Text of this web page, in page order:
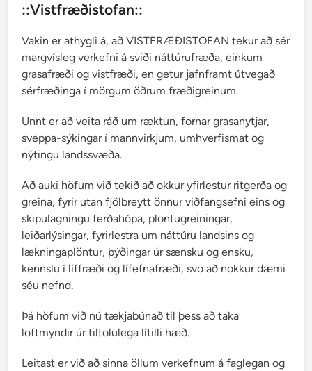
i
a
,
c
h
p
i
p
a
r
,
b
a
e
::Vistfræðistofan::
Vakin er athygli á, að VISTFRÆÐISTOFAN tekur að sér
margvísleg verkefni á sviði náttúrufræða, einkum
grasafræði og vistfræði, en getur jafnframt útvegað
sérfræðinga í mörgum öðrum fræðigreinum.
Unnt er að veita ráð um ræktun, fornar grasanytjar,
sveppa-sýkingar í mannvirkjum, umhverfismat og
nýtingu landssvæða.
Að auki höfum við tekið að okkur yfirlestur ritgerða og
greina, fyrir utan fjölbreytt önnur viðfangsefni eins og
skipulagningu ferðahópa, plöntugreiningar,
leiðarlýsingar, fyrirlestra um náttúru landsins og
lækningaplöntur, þýðingar úr sænsku og ensku,
kennslu í líffræði og lífefnafræði, svo að nokkur dæmi
séu nefnd.
Þá höfum við nú tækjabúnað til þess að taka
loftmyndir úr tiltölulega lítilli hæð.
Leitast er við að sinna öllum verkefnum á faglegan og